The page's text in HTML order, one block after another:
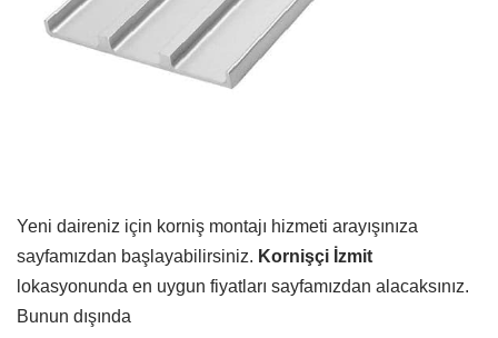
Yeni daireniz için korniş montajı hizmeti arayışınıza
sayfamızdan başlayabilirsiniz. Kornişçi İzmit
lokasyonunda en uygun fiyatları sayfamızdan alacaksınız.
Bunun dışında